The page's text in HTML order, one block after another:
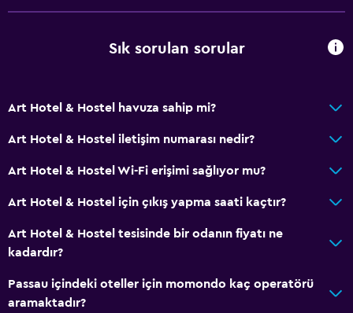
Üst katlara merdivenle erişilebilir
Ortak lobi/TV alanı
Teras/Veranda
Bahçe
Hizmetler ve kolaylıklar
Hızlı çıkış
Sık sorulan sorular
Art Hotel & Hostel havuza sahip mi?
Art Hotel & Hostel iletişim numarası nedir?
Art Hotel & Hostel Wi-Fi erişimi sağlıyor mu?
Art Hotel & Hostel için çıkış yapma saati kaçtır?
Art Hotel & Hostel tesisinde bir odanın fiyatı ne
kadardır?
Passau içindeki oteller için momondo kaç operatörü
aramaktadır?